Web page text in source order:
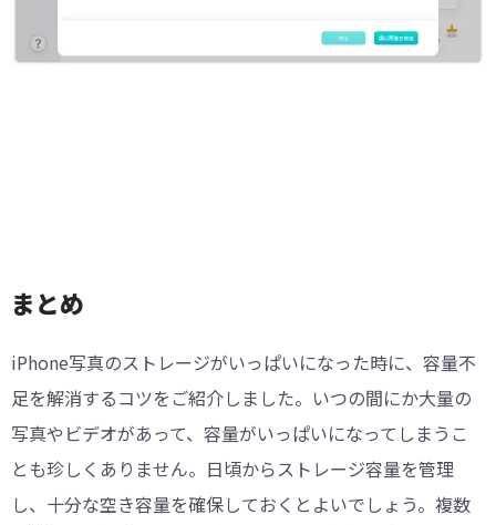
まとめ
iPhone写真のストレージがいっぱいになった時に、容量不
足を解消するコツをご紹介しました。いつの間にか大量の
写真やビデオがあって、容量がいっぱいになってしまうこ
とも珍しくありません。日頃からストレージ容量を管理
し、十分な空き容量を確保しておくとよいでしょう。複数